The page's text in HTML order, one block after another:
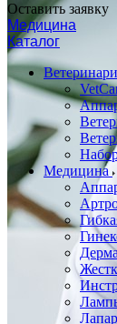
Оставить заявку
Медицина
Каталог
Медицина